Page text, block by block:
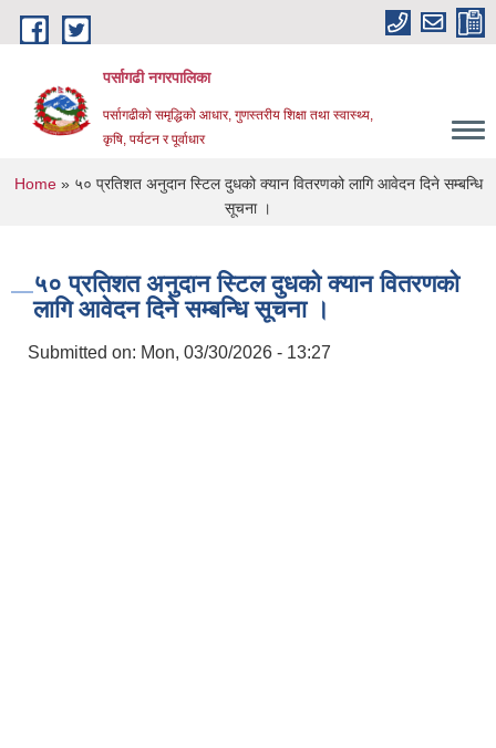
Skip to main content
पर्सागढी नगरपालिका
पर्सागढीको समृद्धिको आधार, गुणस्तरीय शिक्षा तथा स्वास्थ्य,
कृषि, पर्यटन र पूर्वाधार
You are here
Home» ५० प्रतिशत अनुदान स्टिल दुधको क्यान वितरणको लागि आवेदन दिने सम्बन्धि
सूचना ।
५० प्रतिशत अनुदान स्टिल दुधको क्यान वितरणको
लागि आवेदन दिने सम्बन्धि सूचना ।
Submitted on: Mon, 03/30/2026 - 13:27